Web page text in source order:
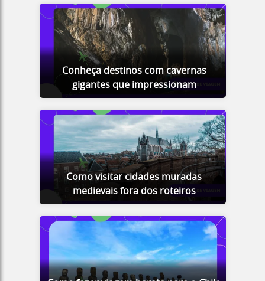
Conheça destinos com cavernas
gigantes que impressionam
Como visitar cidades muradas
medievais fora dos roteiros